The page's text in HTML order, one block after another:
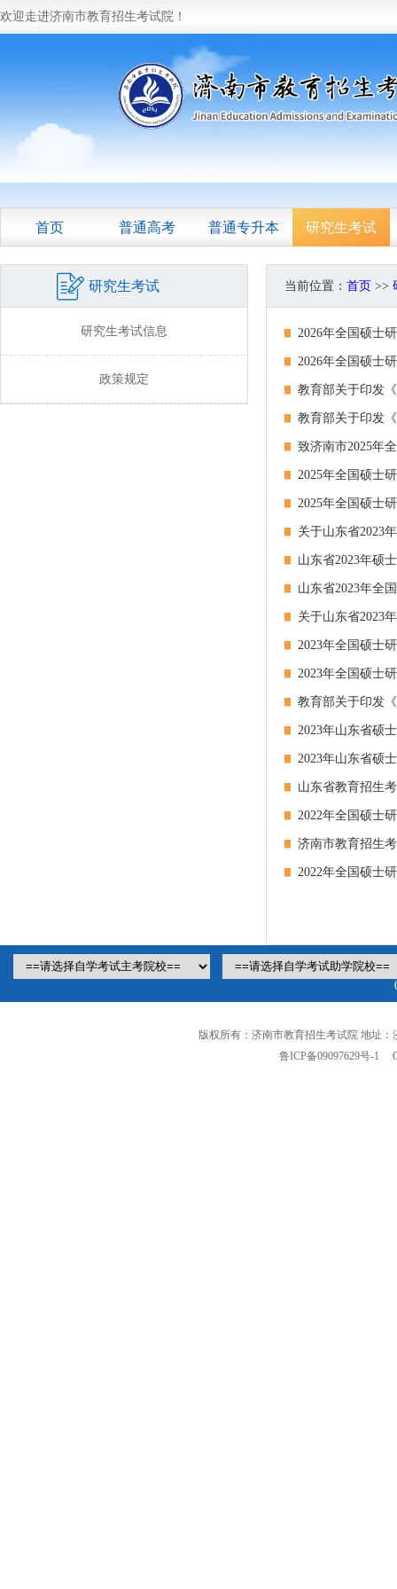
欢迎走进济南市教育招生考试院！
首页 普通高考 普通专升本 研究生考试
研究生考试
研究生考试信息
政策规定
当前位置： 首页 >>
2026年全国硕士
2026年全国硕士
教育部关于印发
教育部关于印发
致济南市2025年
2025年全国硕士
2025年全国硕士
关于山东省2023
山东省2023年硕
山东省2023年全
关于山东省2023
2023年全国硕士
2023年全国硕士
教育部关于印发
2023年山东省硕
2023年山东省硕
山东省教育招生
2022年全国硕士
济南市教育招生
2022年全国硕士
版权所有：济南市教育招生考试院 地址
鲁ICP备09097629号-1